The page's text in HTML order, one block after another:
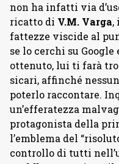
non ha infatti via
ricatto di V.M. Varga,
fattezze viscide al
se lo cerchi su
ottenuto, lui ti farà
sicari, affinché
poterlo raccontare.
un’efferatezza
protagonista della
l’emblema del
controllo di tutti